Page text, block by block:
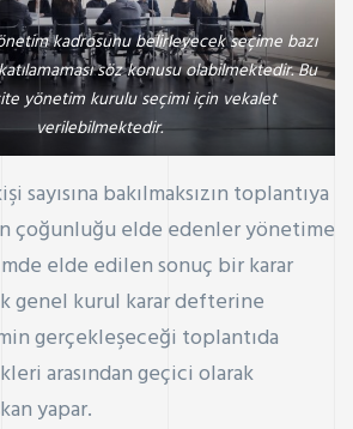
kadrosunu belirleyecek seçime bazı
söz konusu olabilmektedir. Bu
yönetim kurulu seçimi için vekalet
verilebilmektedir.
sayısına bakılmaksızın toplantıya
çoğunluğu elde edenler yönetime
elde edilen sonuç bir karar
genel kurul karar defterine
gerçekleşeceği toplantıda
arasından geçici olarak
yapar.